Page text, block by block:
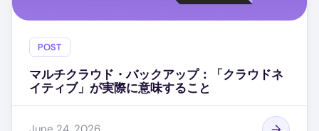
POST
マルチクラウド・バックアップ：「クラウドネ
イティブ」が実際に意味すること